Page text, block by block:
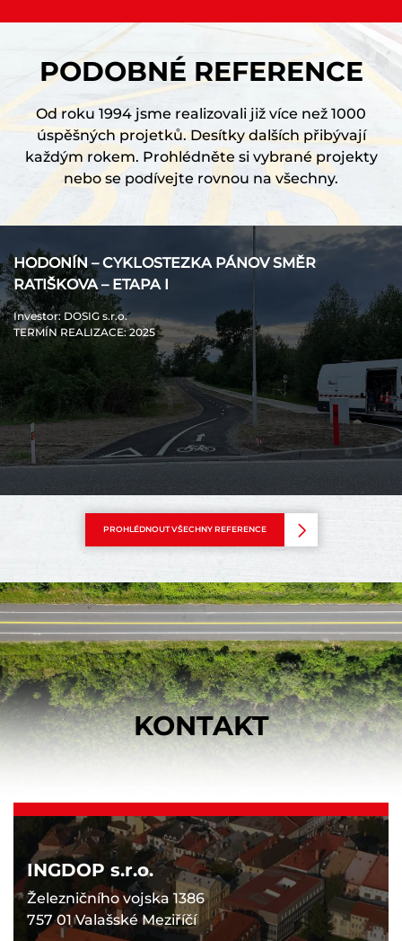
PODOBNÉ REFERENCE
Od roku 1994 jsme realizovali již více než 1000
úspěšných projetků. Desítky dalších přibývají
každým rokem. Prohlédněte si vybrané projekty
nebo se podívejte rovnou na všechny.
HODONÍN – CYKLOSTEZKA PÁNOV SMĚR
RATIŠKOVA – ETAPA I
Investor: DOSIG s.r.o.
TERMÍN REALIZACE: 2025
PROHLÉDNOUT VŠECHNY REFERENCE
KONTAKT
INGDOP s.r.o.
Železničního vojska 1386
757 01 Valašské Meziříčí